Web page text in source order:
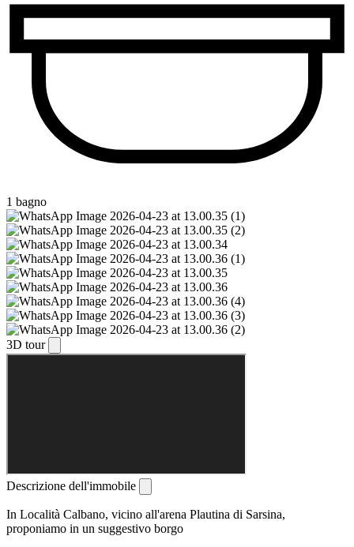
1 bagno
3D tour
Descrizione dell'immobile
In Località Calbano, vicino all'arena Plautina di Sarsina,
proponiamo in un suggestivo borgo